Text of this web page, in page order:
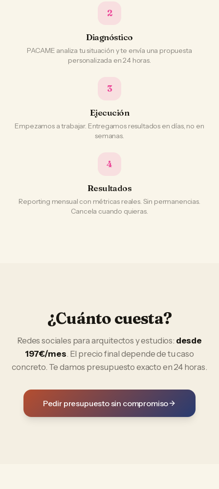
2
Diagnóstico
PACAME analiza tu situación y te envía una propuesta
personalizada en 24 horas.
3
Ejecución
Empezamos a trabajar. Entregamos resultados en días, no en
semanas.
4
Resultados
Reporting mensual con métricas reales. Sin permanencias.
Cancela cuando quieras.
¿Cuánto cuesta?
Redes sociales paraarquitectos y estudios: desde
197€/mes. El precio final depende de tu caso
concreto. Te damos presupuesto exacto en 24 horas.
Pedir presupuesto sin compromiso